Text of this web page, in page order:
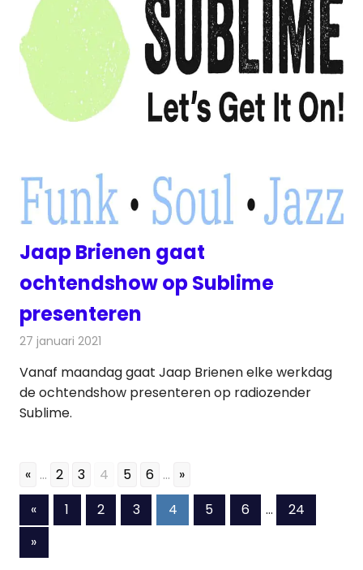
Jaap Brienen gaat
ochtendshow op Sublime
presenteren
27 januari 2021
Vanaf maandag gaat Jaap Brienen elke werkdag
de ochtendshow presenteren op radiozender
Sublime.
« ... 2 3 4 5 6 ... »
Berichten
paginering
«Vorige
berichten
1 2 3 4 5 6 …
24
Volgende
berichten
»